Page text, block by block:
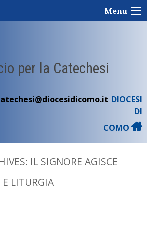
Menu
per la Catechesi
DIOCESI
DI
COMO
IL SIGNORE AGISCE
LITURGIA